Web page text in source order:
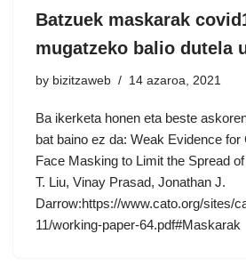
Batzuek maskarak
mugatzeko balio dutela
by bizitzaweb 14 azaroa, 2021
Ba ikerketa honen eta beste
bat baino ez da: Weak Evidence
Face Masking to Limit the Spread
T. Liu, Vinay Prasad, Jonathan J.
Darrow:https://www.cato.org/sites/
11/working-paper-64.pdf#Maskarak